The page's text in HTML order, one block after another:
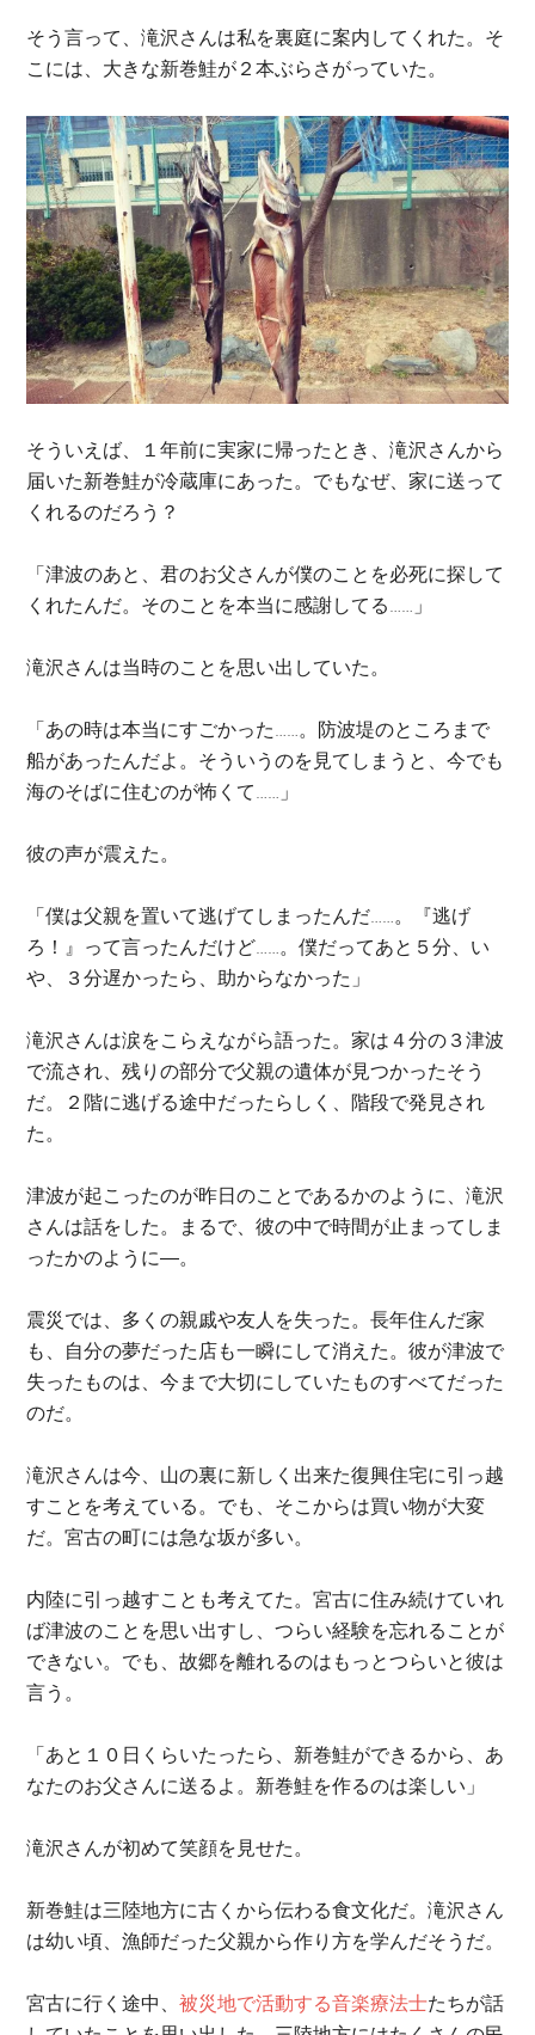
そう言って、滝沢さんは私を裏庭に案内してくれた。そ
こには、大きな新巻鮭が２本ぶらさがっていた。
そういえば、１年前に実家に帰ったとき、滝沢さんから
届いた新巻鮭が冷蔵庫にあった。でもなぜ、家に送って
くれるのだろう？
「津波のあと、君のお父さんが僕のことを必死に探して
くれたんだ。そのことを本当に感謝してる……」
滝沢さんは当時のことを思い出していた。
「あの時は本当にすごかった……。防波堤のところまで
船があったんだよ。そういうのを見てしまうと、今でも
海のそばに住むのが怖くて……」
彼の声が震えた。
「僕は父親を置いて逃げてしまったんだ……。『逃げ
ろ！』って言ったんだけど……。僕だってあと５分、い
や、３分遅かったら、助からなかった」
滝沢さんは涙をこらえながら語った。家は４分の３津波
で流され、残りの部分で父親の遺体が見つかったそう
だ。２階に逃げる途中だったらしく、階段で発見され
た。
津波が起こったのが昨日のことであるかのように、滝沢
さんは話をした。まるで、彼の中で時間が止まってしま
ったかのように―。
震災では、多くの親戚や友人を失った。長年住んだ家
も、自分の夢だった店も一瞬にして消えた。彼が津波で
失ったものは、今まで大切にしていたものすべてだった
のだ。
滝沢さんは今、山の裏に新しく出来た復興住宅に引っ越
すことを考えている。でも、そこからは買い物が大変
だ。宮古の町には急な坂が多い。
内陸に引っ越すことも考えてた。宮古に住み続けていれ
ば津波のことを思い出すし、つらい経験を忘れることが
できない。でも、故郷を離れるのはもっとつらいと彼は
言う。
「あと１０日くらいたったら、新巻鮭ができるから、あ
なたのお父さんに送るよ。新巻鮭を作るのは楽しい」
滝沢さんが初めて笑顔を見せた。
新巻鮭は三陸地方に古くから伝わる食文化だ。滝沢さん
は幼い頃、漁師だった父親から作り方を学んだそうだ。
宮古に行く途中、被災地で活動する音楽療法士たちが話